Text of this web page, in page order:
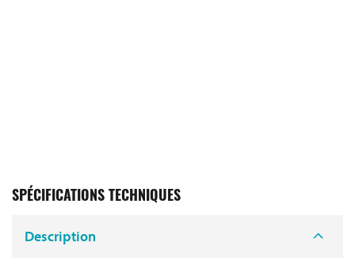
SPÉCIFICATIONS TECHNIQUES
Description